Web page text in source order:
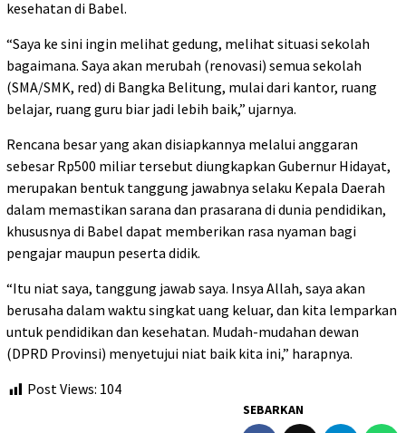
kesehatan di Babel.
“Saya ke sini ingin melihat gedung, melihat situasi sekolah
bagaimana. Saya akan merubah (renovasi) semua sekolah
(SMA/SMK, red) di Bangka Belitung, mulai dari kantor, ruang
belajar, ruang guru biar jadi lebih baik,” ujarnya.
Rencana besar yang akan disiapkannya melalui anggaran
sebesar Rp500 miliar tersebut diungkapkan Gubernur Hidayat,
merupakan bentuk tanggung jawabnya selaku Kepala Daerah
dalam memastikan sarana dan prasarana di dunia pendidikan,
khususnya di Babel dapat memberikan rasa nyaman bagi
pengajar maupun peserta didik.
“Itu niat saya, tanggung jawab saya. Insya Allah, saya akan
berusaha dalam waktu singkat uang keluar, dan kita lemparkan
untuk pendidikan dan kesehatan. Mudah-mudahan dewan
(DPRD Provinsi) menyetujui niat baik kita ini,” harapnya.
Post Views: 104
SEBARKAN